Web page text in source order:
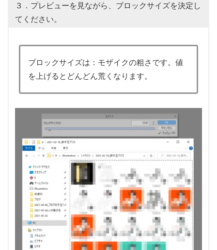
３．プレビューを見ながら、ブロックサイズを決定し
てください。
ブロックサイズは：モザイクの粗さです。値
を上げるとどんどん荒くなります。